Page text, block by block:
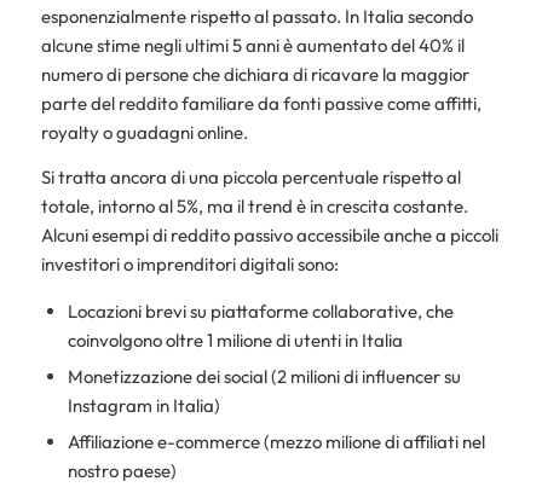
esponenzialmente rispetto al passato. In Italia secondo
alcune stime negli ultimi 5 anni è aumentato del 40% il
numero di persone che dichiara di ricavare la maggior
parte del reddito familiare da fonti passive come affitti,
royalty o guadagni online.
Si tratta ancora di una piccola percentuale rispetto al
totale, intorno al 5%, ma il trend è in crescita costante.
Alcuni esempi di reddito passivo accessibile anche a piccoli
investitori o imprenditori digitali sono:
Locazioni brevi su piattaforme collaborative, che
coinvolgono oltre 1 milione di utenti in Italia
Monetizzazione dei social (2 milioni di influencer su
Instagram in Italia)
Affiliazione e-commerce (mezzo milione di affiliati nel
nostro paese)